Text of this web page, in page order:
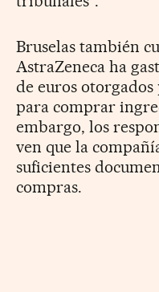
Bruselas también
AstraZeneca ha
de euros
para comprar
embargo, los
ven que la
suficientes
compras.